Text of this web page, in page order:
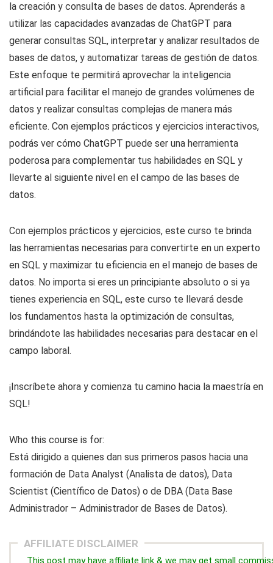
la creación y consulta de bases de datos. Aprenderás a
utilizar las capacidades avanzadas de ChatGPT para
generar consultas SQL, interpretar y analizar resultados de
bases de datos, y automatizar tareas de gestión de datos.
Este enfoque te permitirá aprovechar la inteligencia
artificial para facilitar el manejo de grandes volúmenes de
datos y realizar consultas complejas de manera más
eficiente. Con ejemplos prácticos y ejercicios interactivos,
podrás ver cómo ChatGPT puede ser una herramienta
poderosa para complementar tus habilidades en SQL y
llevarte al siguiente nivel en el campo de las bases de
datos.
Con ejemplos prácticos y ejercicios, este curso te brinda
las herramientas necesarias para convertirte en un experto
en SQL y maximizar tu eficiencia en el manejo de bases de
datos. No importa si eres un principiante absoluto o si ya
tienes experiencia en SQL, este curso te llevará desde
los fundamentos hasta la optimización de consultas,
brindándote las habilidades necesarias para destacar en el
campo laboral.
¡Inscríbete ahora y comienza tu camino hacia la maestría en
SQL!
Who this course is for:
Está dirigido a quienes dan sus primeros pasos hacia una
formación de Data Analyst (Analista de datos), Data
Scientist (Científico de Datos) o de DBA (Data Base
Administrador – Administrador de Bases de Datos).
AFFILIATE DISCLAIMER
This post may have affiliate link & we may get small